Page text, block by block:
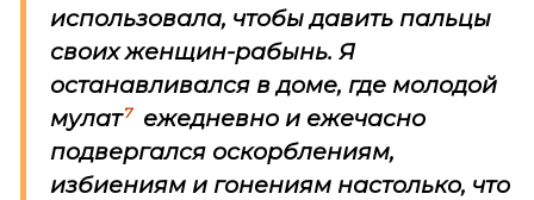
использовала, чтобы давить пальцы
своих женщин-рабынь. Я
останавливался в доме, где молодой
мулат 7
ежедневно и ежечасно
подвергался оскорблениям,
избиениям и гонениям настолько, что